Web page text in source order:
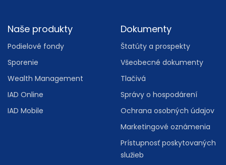
Footer
Naše produkty
Podielové fondy
Sporenie
Wealth Management
IAD Online
IAD Mobile
Dokumenty
Štatúty a prospekty
Všeobecné dokumenty
Tlačivá
Správy o hospodárení
Ochrana osobných údajov
Marketingové oznámenia
Prístupnosť poskytovaných
služieb